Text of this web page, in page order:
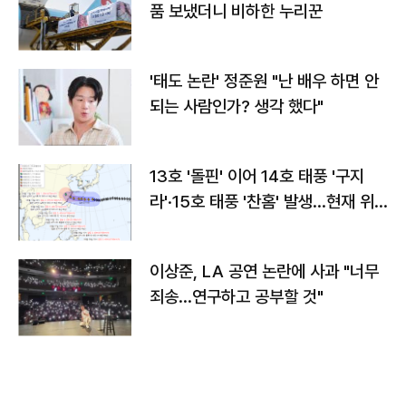
품 보냈더니 비하한 누리꾼
'태도 논란' 정준원 "난 배우 하면 안
되는 사람인가? 생각 했다"
13호 '돌핀' 이어 14호 태풍 '구지
라'·15호 태풍 '찬홈' 발생…현재 위
이상준, LA 공연 논란에 사과 "너무
죄송…연구하고 공부할 것"